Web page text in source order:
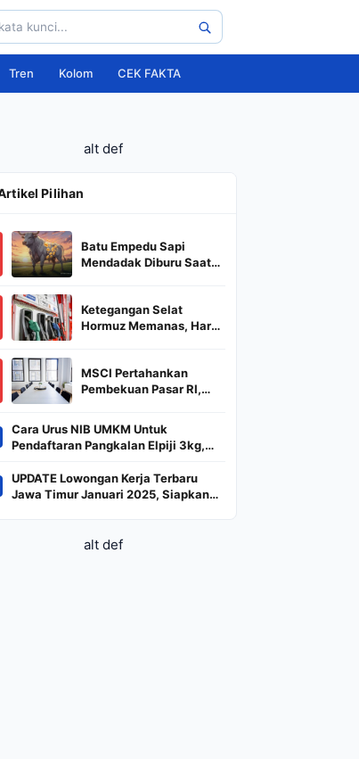
Tren Kolom CEK FAKTA
alt def
Pilihan
Batu Empedu Sapi
Mendadak Diburu Saat
Puluhan Juta
Ketegangan Selat
Hormuz Memanas, Harga
MSCI Pertahankan
Pembekuan Pasar RI,
Indeks
Cara Urus NIB UMKM Untuk
Pendaftaran Pangkalan Elpiji 3kg,
Kilogram
UPDATE Lowongan Kerja Terbaru
Jawa Timur Januari 2025, Siapkan
alt def